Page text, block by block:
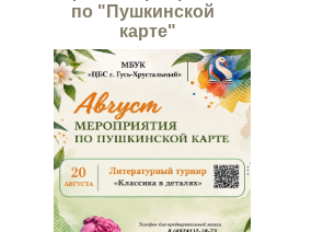
по "Пушкинской
карте"